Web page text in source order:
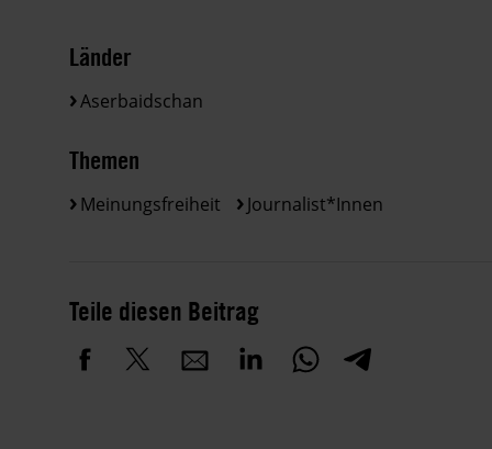
Länder
Aserbaidschan
Themen
Meinungsfreiheit Journalist*innen
Teile diesen Beitrag